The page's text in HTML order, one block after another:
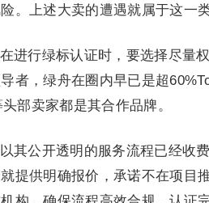
。上述大卖的遭遇就属于这一类
进行绿标认证时，要选择尽量
者，绿舟在圈内早已是超
部卖家都是其合作品牌。
其公开透明的服务流程已经收
提供明确报价，承诺不在项目